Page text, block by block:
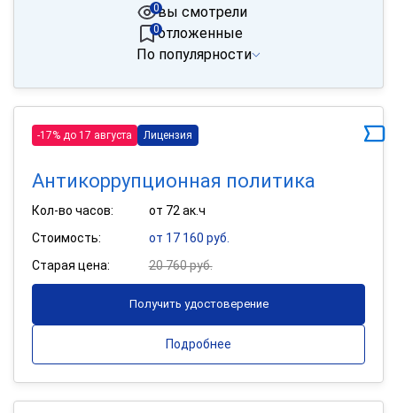
вы смотрели
0
отложенные
0
По популярности
-17% до 17 августа Лицензия
Антикоррупционная политика
Кол-во часов:
от 72 ак.ч
Стоимость:
от 17 160 руб.
Старая цена:
20 760 руб.
Получить удостоверение
Подробнее